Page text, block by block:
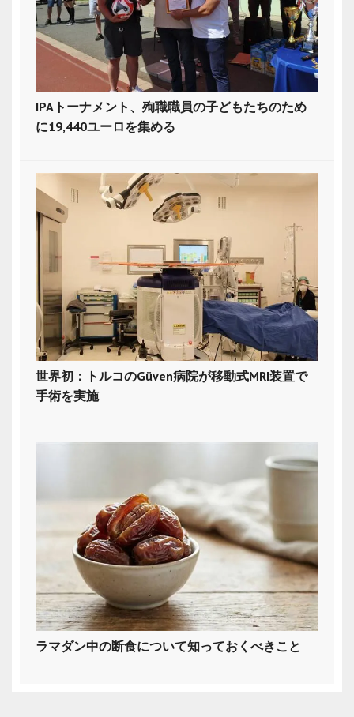
IPAトーナメント、殉職職員の子どもたちのため
に19,440ユーロを集める
世界初：トルコのGüven病院が移動式MRI装置で
手術を実施
ラマダン中の断食について知っておくべきこと